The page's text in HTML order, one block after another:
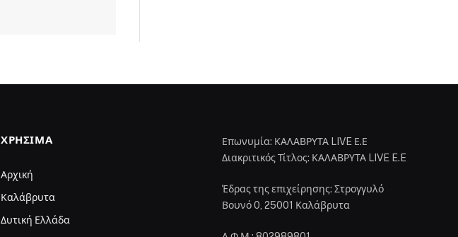
ΧΡΉΣΙΜΑ
Αρχική
Καλάβρυτα
Δυτική Ελλάδα
Επωνυμία: ΚΑΛΑΒΡΥΤΑ LIVE Ε.Ε
Διακριτικός Τίτλος: ΚΑΛΑΒΡΥΤΑ LIVE E.E
Έδρας της επιχείρησης: Στρογγυλό
Βουνό 0, 25001 Καλάβρυτα